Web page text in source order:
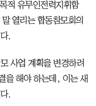
적 유무인전력지휘함
열리는 합동참모회의
.
사업 계획을 변경하려
을 해야 하는데, 이는 새
.